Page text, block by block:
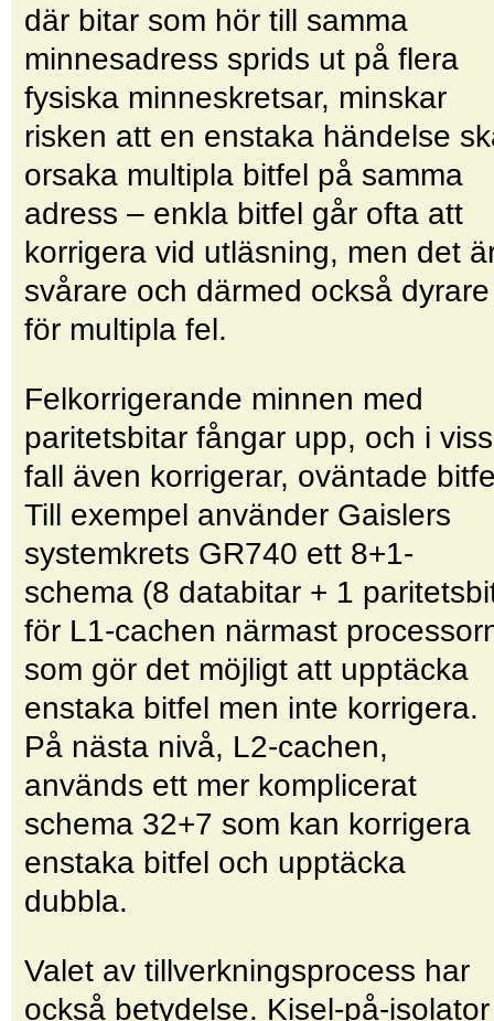
där bitar som hör till samma
minnesadress sprids ut på flera
fysiska minneskretsar, minskar
risken att en enstaka händelse
orsaka multipla bitfel på samma
adress – enkla bitfel går ofta att
korrigera vid utläsning, men det
svårare och därmed också dyrare
för multipla fel.
Felkorrigerande minnen med
paritetsbitar fångar upp, och i
fall även korrigerar, oväntade
Till exempel använder Gaislers
systemkrets GR740 ett 8+1-
schema (8 databitar + 1
för L1-cachen närmast
som gör det möjligt att upptäcka
enstaka bitfel men inte korrigera.
På nästa nivå, L2-cachen,
används ett mer komplicerat
schema 32+7 som kan korrigera
enstaka bitfel och upptäcka
dubbla.
Valet av tillverkningsprocess har
också betydelse. Kisel-på-isolator